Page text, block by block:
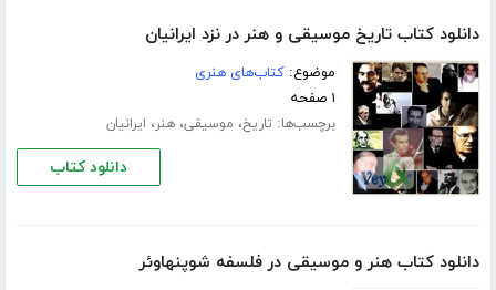
دانلود کتاب تاریخ موسیقی و هنر در نزد ایرانیان
موضوع:کتاب‌های هنری
۱ صفحه
برچسب‌ها: تاریخ، موسیقی،هنر، ایرانیان
دانلود کتاب
دانلود کتاب هنر و موسیقی در فلسفه شوپنهاوئر